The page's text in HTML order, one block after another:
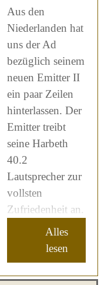
Aus den
Niederlanden hat
uns der Ad
bezüglich seinem
neuen Emitter II
ein paar Zeilen
hinterlassen. Der
Emitter treibt
seine Harbeth
40.2
Lautsprecher zur
vollsten
Zufriedenheit an.
Alles
lesen